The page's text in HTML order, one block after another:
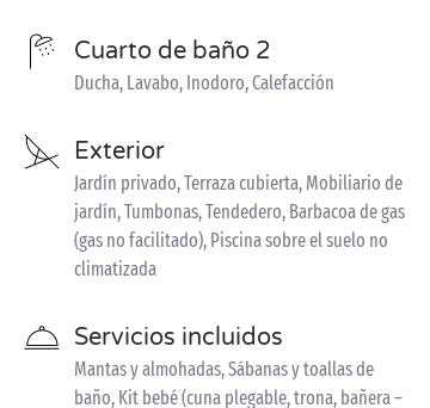
Cuarto de baño 2
Ducha, Lavabo, Inodoro, Calefacción
Exterior
Jardín privado, Terraza cubierta, Mobiliario de
jardín, Tumbonas, Tendedero, Barbacoa de gas
(gas no facilitado), Piscina sobre el suelo no
climatizada
Servicios incluidos
Mantas y almohadas, Sábanas y toallas de
baño, Kit bebé (cuna plegable, trona, bañera –